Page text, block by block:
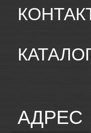
АДРЕС